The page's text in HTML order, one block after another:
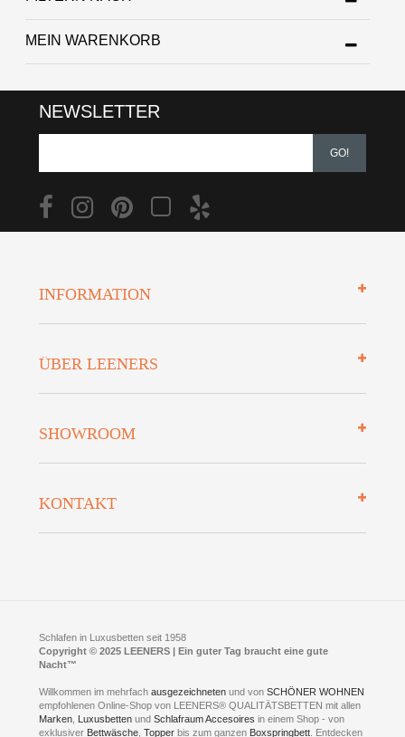
MEIN WARENKORB
NEWSLETTER
GO!
INFORMATION
Finanzierung
Datenschutz
ÜBER LEENERS
Preisgarantie
Presse
Jobs
SHOWROOM
Fotoalbum
Kontakt
KONTAKT
Neuer Showroom für unsere Onlineartikel.
Kontakt via:WhatsApp
Kontakt via:eMail
Schlafen in Luxusbetten seit 1958
Copyright © 2025 LEENERS | Ein guter Tag braucht eine gute
Nacht™
Willkommen im mehrfachausgezeichnetenund vonSCHÖNER WOHNEN
empfohlenen Online-Shop von LEENERS® QUALITÄTSBETTEN mit allen
Marken Luxusbetten undSchlafraum Accesoires in einem Shop - von
exklusiver Bettwäsche ,Topper bis zum ganzen Boxspringbett . Entdecken